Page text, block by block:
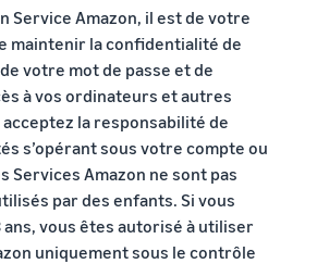
Service Amazon, il est de votre
maintenir la confidentialité de
votre mot de passe et de
à vos ordinateurs et autres
la responsabilité de
s’opérant sous votre compte ou
Services Amazon ne sont pas
par des enfants. Si vous
ans, vous êtes autorisé à utiliser
uniquement sous le contrôle